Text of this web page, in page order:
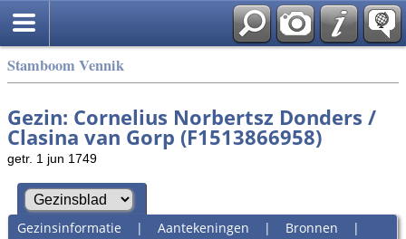
Stamboom Vennik
Gezin: Cornelius Norbertsz Donders /
Clasina van Gorp (F1513866958)
getr. 1 jun 1749
Gezinsinformatie | Aantekeningen | Bronnen |